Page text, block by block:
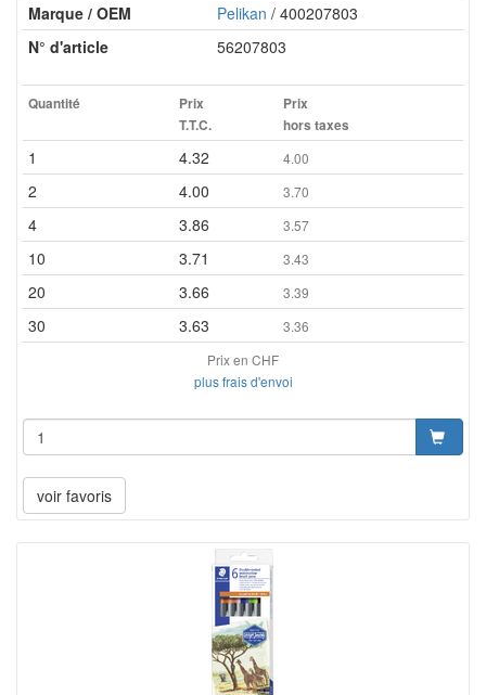
Marque / OEM
Pelikan / 400207803
N° d'article
56207803
Quantité
Prix
T.T.C.
Prix
hors taxes
1 4.32 4.00
2 4.00 3.70
4 3.86 3.57
10 3.71 3.43
20 3.66 3.39
30 3.63
3.36
Prix en CHF
plus frais d'envoi
voir favoris